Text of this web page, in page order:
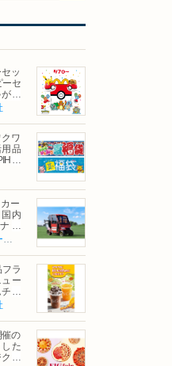
ッ
ーセ
期
ワ
品
グ
日
ー
内
ル
ー
ラ
ー
ョ
ジ
催の
した
の